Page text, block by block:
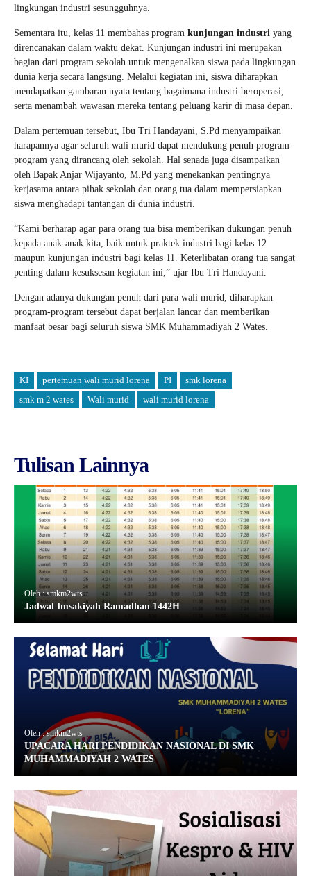
lingkungan industri sesungguhnya.
Sementara itu, kelas 11 membahas program kunjungan industri yang
direncanakan dalam waktu dekat. Kunjungan industri ini merupakan
bagian dari program sekolah untuk mengenalkan siswa pada lingkungan
dunia kerja secara langsung. Melalui kegiatan ini, siswa diharapkan
mendapatkan gambaran nyata tentang bagaimana industri beroperasi,
serta menambah wawasan mereka tentang peluang karir di masa depan.
Dalam pertemuan tersebut, Ibu Tri Handayani, S.Pd menyampaikan
harapannya agar seluruh wali murid dapat mendukung penuh program-
program yang dirancang oleh sekolah. Hal senada juga disampaikan
oleh Bapak Anjar Wijayanto, M.Pd yang menekankan pentingnya
kerjasama antara pihak sekolah dan orang tua dalam mempersiapkan
siswa menghadapi tantangan di dunia industri.
“Kami berharap agar para orang tua bisa memberikan dukungan penuh
kepada anak-anak kita, baik untuk praktek industri bagi kelas 12
maupun kunjungan industri bagi kelas 11. Keterlibatan orang tua sangat
penting dalam kesuksesan kegiatan ini,” ujar Ibu Tri Handayani.
Dengan adanya dukungan penuh dari para wali murid, diharapkan
program-program tersebut dapat berjalan lancar dan memberikan
manfaat besar bagi seluruh siswa SMK Muhammadiyah 2 Wates.
KI pertemuan wali murid lorena PI
smk lorena
smk m 2 wates
Wali murid wali murid lorena
Tulisan Lainnya
Oleh : smkm2wts
Jadwal Imsakiyah Ramadhan 1442H
Oleh : smkm2wts
UPACARA HARI PENDIDIKAN NASIONAL DI SMK
MUHAMMADIYAH 2 WATES